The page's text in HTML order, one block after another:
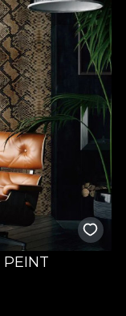
PEINT